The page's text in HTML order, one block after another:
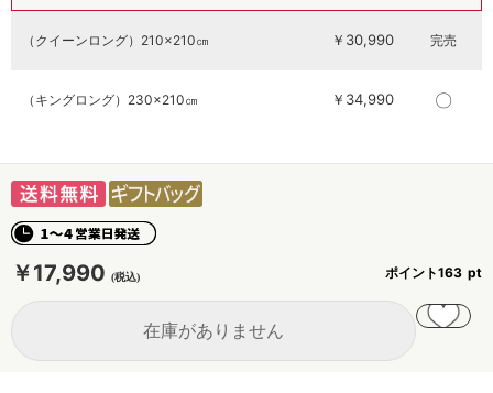
￥17,990 ポイント163
（クイーンロング）210×210㎝ ￥30,990 完売
（キングロング）230×210㎝ ￥34,990 〇
在庫がありません